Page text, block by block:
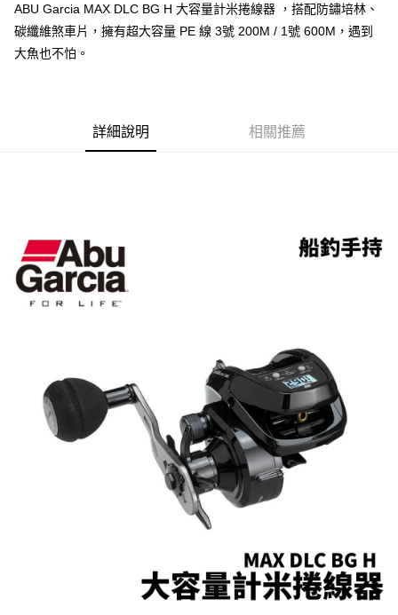
2.基於同意付款使用「大哥付你分期」之契約關係目的，商店將以您的個人
資料（包含姓名、電話或地址）提供予台灣大哥大進項蒐集、處理及利用，
由本公司與您本人進行分期帳單所需資料之確認、核對及更正。
3.完整用戶服務條款，請詳閱以下連結：
※ 交易是否成功請以「AFTEE先享後付 」之結帳頁面顯示為準，若有關於
是否繳費成功／繳費後需取消欲退款等相關疑問，請聯繫「AFTEE先享後付
客戶支援中心」
權轉讓予恩沛科技股份有限公司。
２．關於個人資料處理事宜，請瀏覽以下網址：
時審查核予不同之上限額度；若仍有額度不足之情形，本公司將視審查結果
請求用戶進行身份認證。
５．嚴禁一人註冊多個帳號或使用他人資訊註冊。若發現惡意使用之情形，
恩沛科技股份有限公司將有權停止該用戶之使用額度並採取法律行動。
每筆NT$60，滿NT$1,200(含以上)免運費
付款後7-11取貨
每筆NT$100，滿NT$2,000(含以上)免運費
每筆NT$200，滿NT$3,000(含以上)免運費
國家/地區配送(**下單前請私訊客服確認實際運費(運費另
計)，訂單才得以成立**)
ABU Garcia MAX DLC BG H 大容量計米捲線器 ，搭配防鏽培林、
碳纖維煞車片，擁有超大容量 PE 線 3號 200M / 1號 600M，遇到
大魚也不怕。
詳細說明 相關推薦